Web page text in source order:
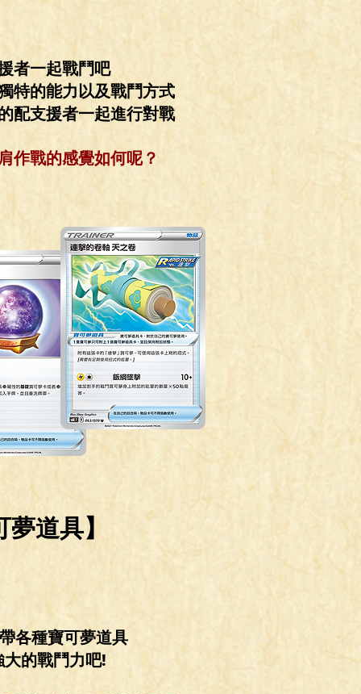
者一起戰鬥吧
特的能力以及戰鬥方式
配支援者一起進行對戰
作戰的感覺如何呢？
各種寶可夢道具
的戰鬥力吧!
道具】